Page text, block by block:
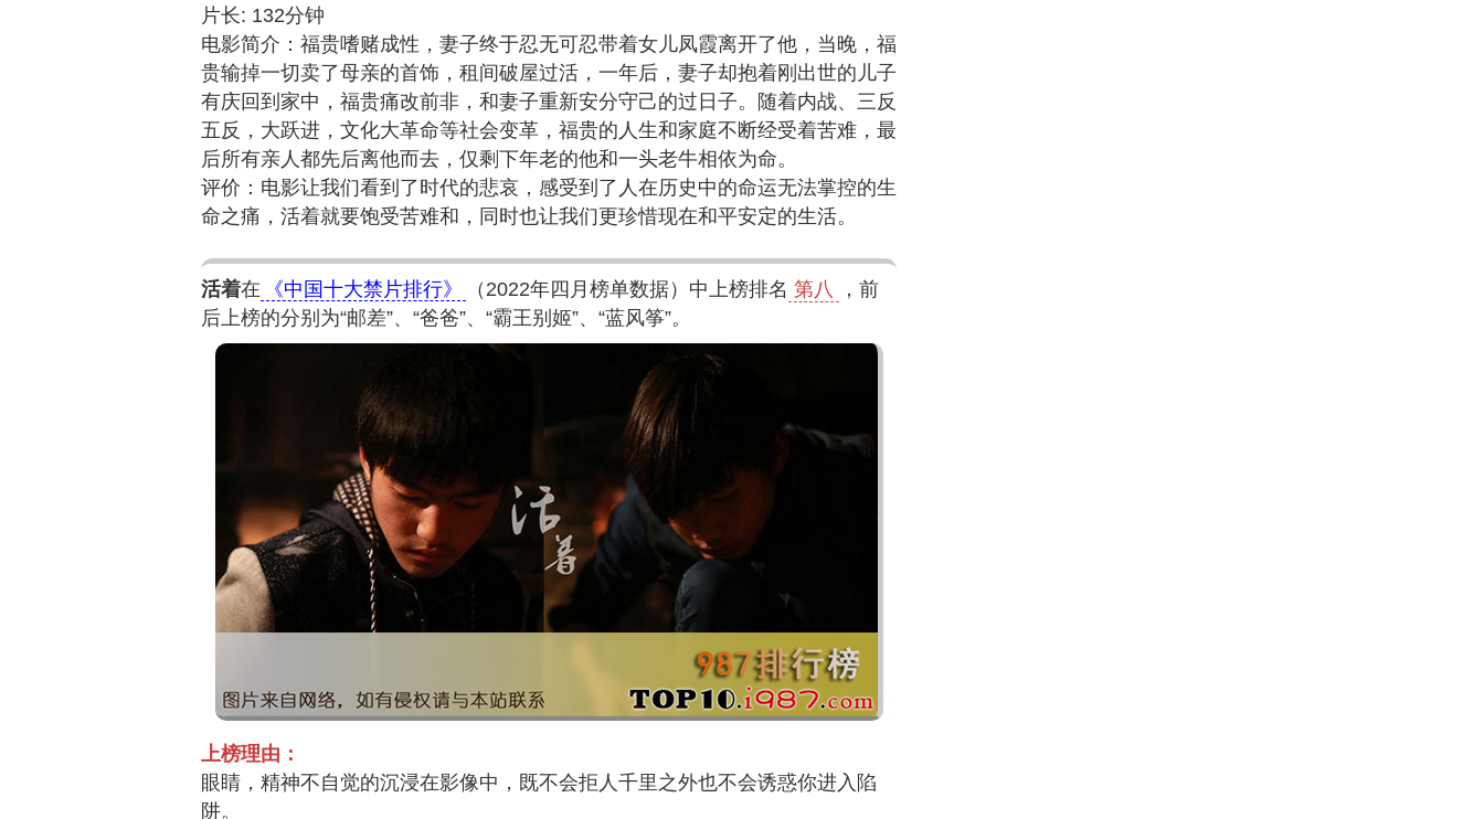
片长: 132分钟
电影简介：福贵嗜赌成性，妻子终于忍无可忍带着女儿凤霞离开了他，当晚，福
贵输掉一切卖了母亲的首饰，租间破屋过活，一年后，妻子却抱着刚出世的儿子
有庆回到家中，福贵痛改前非，和妻子重新安分守己的过日子。随着内战、三反
五反，大跃进，文化大革命等社会变革，福贵的人生和家庭不断经受着苦难，最
后所有亲人都先后离他而去，仅剩下年老的他和一头老牛相依为命。
评价：电影让我们看到了时代的悲哀，感受到了人在历史中的命运无法掌控的生
命之痛，活着就要饱受苦难和，同时也让我们更珍惜现在和平安定的生活。
活着在 《中国十大禁片排行》 （2022年四月榜单数据）中上榜排名 第八
，前
后上榜的分别为“邮差”、“爸爸”、“霸王别姬”、“蓝风筝”。
上榜理由：
眼睛，精神不自觉的沉浸在影像中，既不会拒人千里之外也不会诱惑你进入陷
阱。